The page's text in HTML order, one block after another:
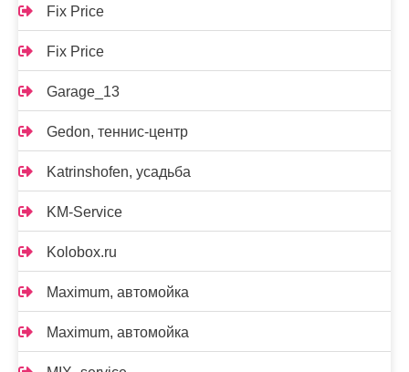
Fix Price
Fix Price
Garage_13
Gedon, теннис-центр
Katrinshofen, усадьба
KM-Service
Kolobox.ru
Maximum, автомойка
Maximum, автомойка